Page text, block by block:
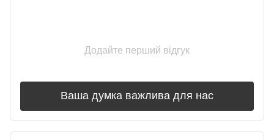
Додайте перший відгук
Ваша думка важлива для нас